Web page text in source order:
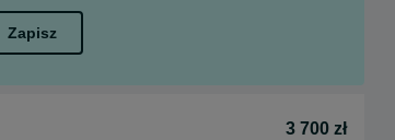
Zapisz
3 700 zł